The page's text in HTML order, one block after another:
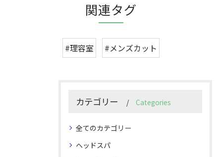
関連タグ
#理容室 #メンズカット
カテゴリー Categories
全てのカテゴリー
ヘッドスパ